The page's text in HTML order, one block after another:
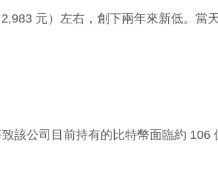
元）左右，創下兩年來新低。當
該公司目前持有的比特幣面臨約 106